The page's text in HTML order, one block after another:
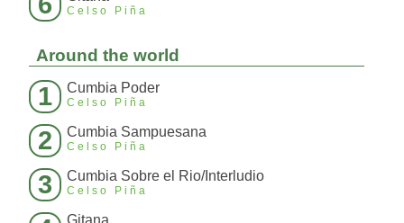
Celso Piña
Around the world
1 Cumbia Poder
Celso Piña
2 Cumbia Sampuesana
Celso Piña
3 Cumbia Sobre el Rio/Interludio
Celso Piña
Gitana